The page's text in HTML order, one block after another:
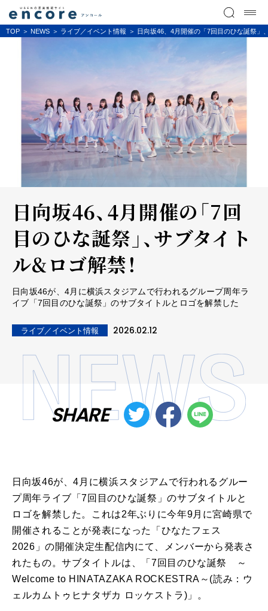
TOP NEWS ライブ／イベント情報 日向坂46、4月開催の「7回目のひな誕祭」
日向坂46、4月開催の「7回
目のひな誕祭」、サブタイト
ル&ロゴ解禁！
日向坂46が、4月に横浜スタジアムで行われるグループ周年ラ
イブ「7回目のひな誕祭」のサブタイトルとロゴを解禁した
ライブ／イベント情報 2026.02.12
SHARE
日向坂46が、4月に横浜スタジアムで行われるグルー
プ周年ライブ「7回目のひな誕祭」のサブタイトルと
ロゴを解禁した。これは2年ぶりに今年9月に宮崎県で
開催されることが発表になった「ひなたフェス
2026」の開催決定生配信内にて、メンバーから発表さ
れたもの。サブタイトルは、「7回目のひな誕祭 ～
Welcome to HINATAZAKA ROCKESTRA～(読み：ウ
ェルカムトゥヒナタザカ ロッケストラ)」。